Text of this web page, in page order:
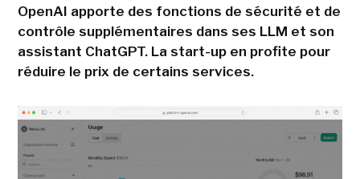
OpenAI apporte des fonctions de sécurité et de
contrôle supplémentaires dans ses LLM et son
assistant ChatGPT. La start-up en profite pour
réduire le prix de certains services.